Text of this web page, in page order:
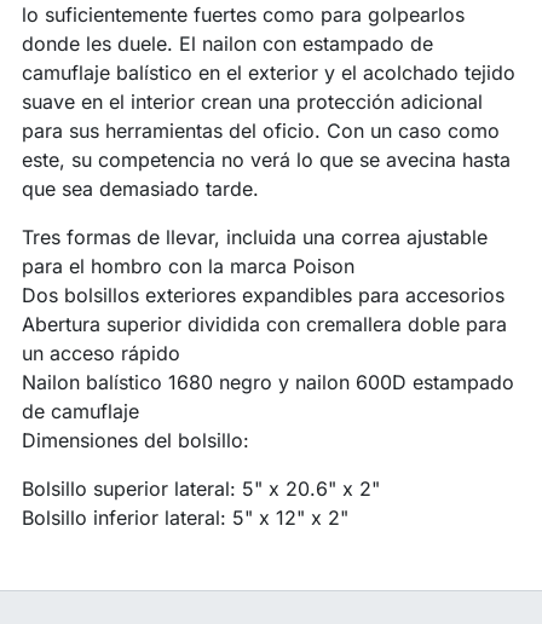
lo suficientemente fuertes como para golpearlos
donde les duele. El nailon con estampado de
camuflaje balístico en el exterior y el acolchado tejido
suave en el interior crean una protección adicional
para sus herramientas del oficio. Con un caso como
este, su competencia no verá lo que se avecina hasta
que sea demasiado tarde.
Tres formas de llevar, incluida una correa ajustable
para el hombro con la marca Poison
Dos bolsillos exteriores expandibles para accesorios
Abertura superior dividida con cremallera doble para
un acceso rápido
Nailon balístico 1680 negro y nailon 600D estampado
de camuflaje
Dimensiones del bolsillo:
Bolsillo superior lateral: 5" x 20.6" x 2"
Bolsillo inferior lateral: 5" x 12" x 2"